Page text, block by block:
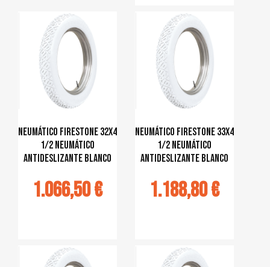
Neumático Firestone 32x4
1/2 Neumático
antideslizante blanco
1.066,50 €
Neumático Firestone 33x4
1/2 Neumático
antideslizante blanco
1.188,80 €